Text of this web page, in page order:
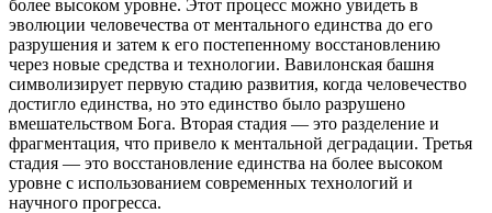
более высоком уровне. Этот процесс можно увидеть в
эволюции человечества от ментального единства до его
разрушения и затем к его постепенному восстановлению
через новые средства и технологии. Вавилонская башня
символизирует первую стадию развития, когда человечество
достигло единства, но это единство было разрушено
вмешательством Бога. Вторая стадия — это разделение и
фрагментация, что привело к ментальной деградации. Третья
стадия — это восстановление единства на более высоком
уровне с использованием современных технологий и
научного прогресса.